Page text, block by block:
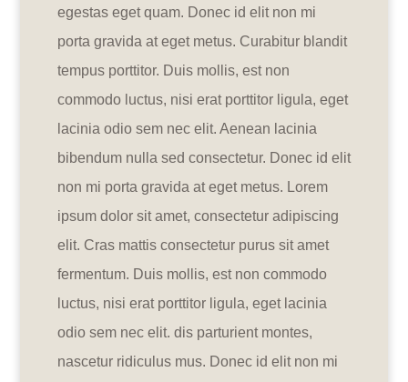
egestas eget quam. Donec id elit non mi
porta gravida at eget metus. Curabitur blandit
tempus porttitor. Duis mollis, est non
commodo luctus, nisi erat porttitor ligula, eget
lacinia odio sem nec elit. Aenean lacinia
bibendum nulla sed consectetur. Donec id elit
non mi porta gravida at eget metus. Lorem
ipsum dolor sit amet, consectetur adipiscing
elit. Cras mattis consectetur purus sit amet
fermentum. Duis mollis, est non commodo
luctus, nisi erat porttitor ligula, eget lacinia
odio sem nec elit. dis parturient montes,
nascetur ridiculus mus. Donec id elit non mi